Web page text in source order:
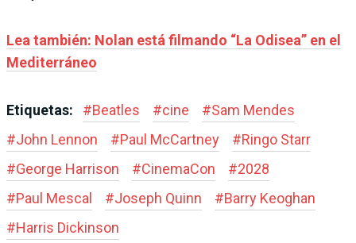
Lea también: Nolan está filmando “La Odisea” en el
Mediterráneo
Etiquetas: #Beatles #cine #Sam Mendes
#John Lennon #Paul McCartney #Ringo Starr
#George Harrison #CinemaCon #2028
#Paul Mescal #Joseph Quinn #Barry Keoghan
#Harris Dickinson